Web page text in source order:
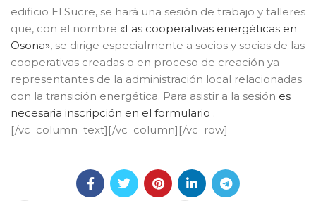
edificio El Sucre, se hará una sesión de trabajo y talleres
que, con el nombre «Las cooperativas energéticas en
Osona», se dirige especialmente a socios y socias de las
cooperativas creadas o en proceso de creación ya
representantes de la administración local relacionadas
con la transición energética. Para asistir a la sesión es
necesaria inscripción en el formulario .
[/vc_column_text][/vc_column][/vc_row]